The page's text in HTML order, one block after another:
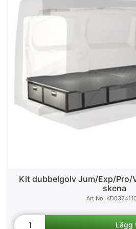
Kit dubbelgolv Jum/Exp/Pro/
skena